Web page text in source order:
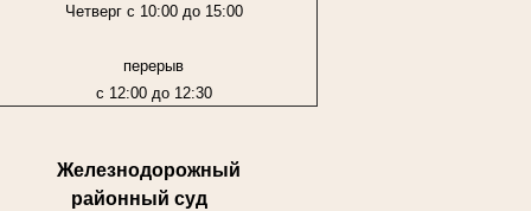
Четверг с 10:00 до 15:00
перерыв
с 12:00 до 12:30
Железнодорожный
районный суд